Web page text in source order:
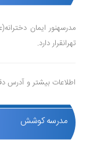
تهرانقرار دارد.
اطلاعات بیشتر و آدرس
مدرسه کوشش